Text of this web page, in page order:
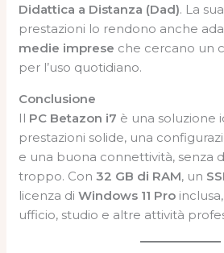
Didattica a Distanza (Dad). La
prestazioni lo rendono anche
medie imprese che cercano un
per l’uso quotidiano.
Conclusione
Il PC Betazon i7 è una soluzione
prestazioni solide, una
e una buona connettività, senza
troppo. Con32 GB di RAM, un
licenza diWindows 11 Pro
ufficio, studio e altre attività